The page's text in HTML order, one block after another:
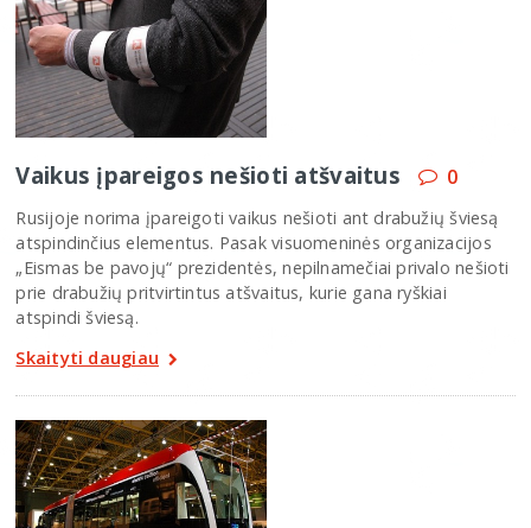
Vaikus įpareigos nešioti atšvaitus 0
Rusijoje norima įpareigoti vaikus nešioti ant drabužių šviesą
atspindinčius elementus. Pasak visuomeninės organizacijos
„Eismas be pavojų“ prezidentės, nepilnamečiai privalo nešioti
prie drabužių pritvirtintus atšvaitus, kurie gana ryškiai
atspindi šviesą.
Skaityti daugiau